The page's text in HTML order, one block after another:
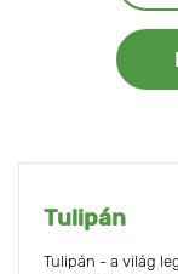
Tulipán
Tulipán - a világ